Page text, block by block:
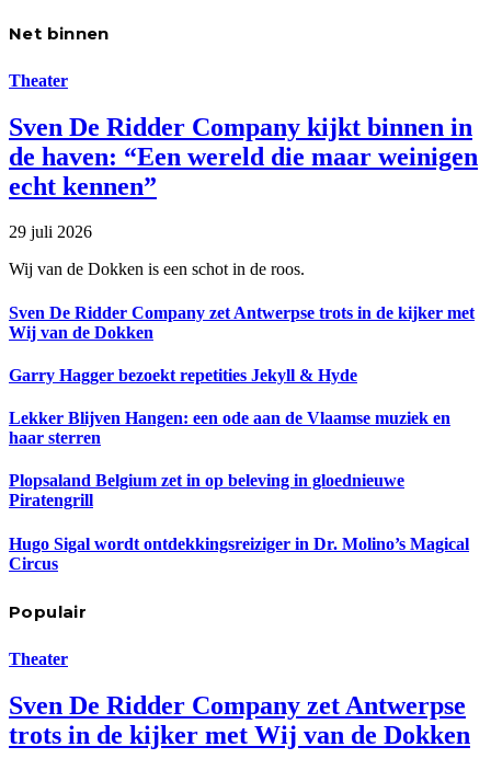
Net binnen
Theater
Sven De Ridder Company kijkt binnen in
de haven: “Een wereld die maar weinigen
echt kennen”
29 juli 2026
Wij van de Dokken is een schot in de roos.
Sven De Ridder Company zet Antwerpse trots in de kijker met
Wij van de Dokken
Garry Hagger bezoekt repetities Jekyll & Hyde
Lekker Blijven Hangen: een ode aan de Vlaamse muziek en
haar sterren
Plopsaland Belgium zet in op beleving in gloednieuwe
Piratengrill
Hugo Sigal wordt ontdekkingsreiziger in Dr. Molino’s Magical
Circus
Populair
Theater
Sven De Ridder Company zet Antwerpse
trots in de kijker met Wij van de Dokken